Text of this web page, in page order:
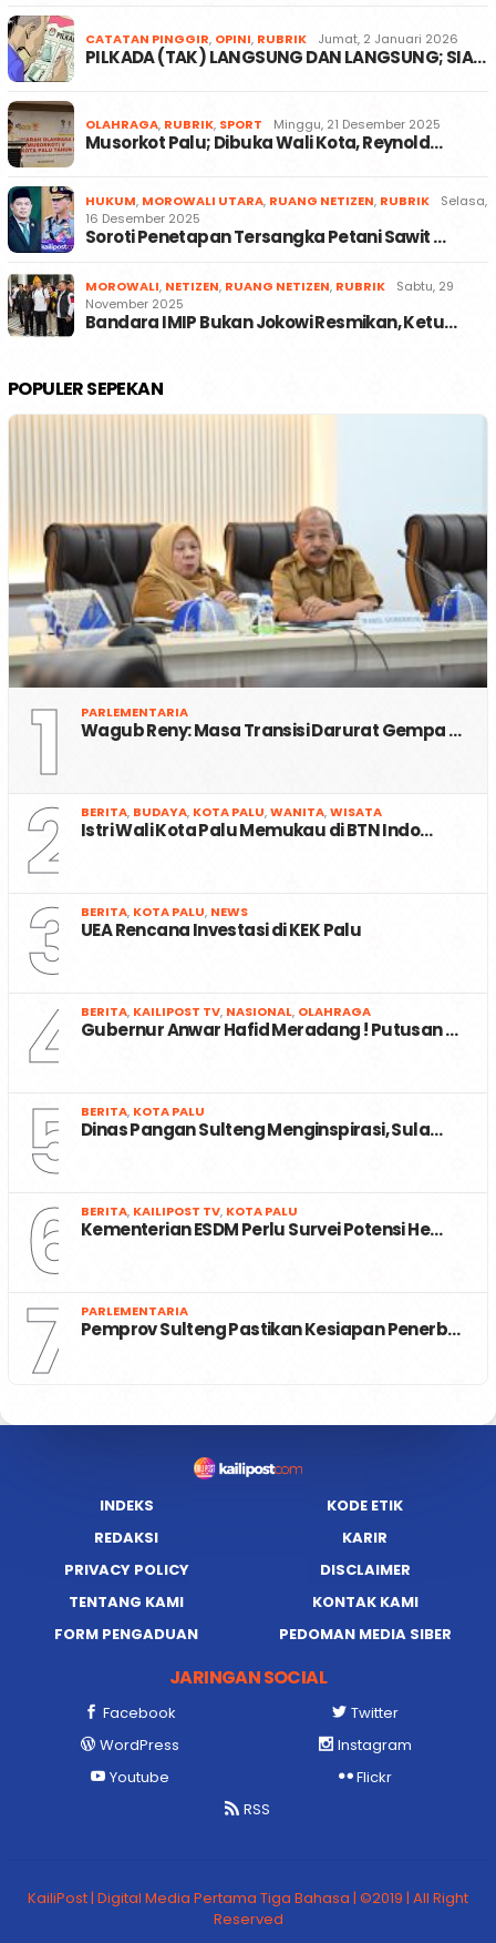
CATATAN PINGGIR, OPINI, RUBRIK Jumat, 2 Januari 2026
PILKADA (TAK) LANGSUNG DAN LANGSUNG; SIA…
OLAHRAGA, RUBRIK, SPORT Minggu, 21 Desember 2025
Musorkot Palu; Dibuka Wali Kota, Reynold…
HUKUM, MOROWALI UTARA, RUANG NETIZEN, RUBRIK
Selasa,
16 Desember 2025
Soroti Penetapan Tersangka Petani Sawit …
MOROWALI, NETIZEN, RUANG NETIZEN, RUBRIK
Sabtu, 29
November 2025
Bandara IMIP Bukan Jokowi Resmikan, Ketu…
POPULER SEPEKAN
1 PARLEMENTARIA
Wagub Reny: Masa Transisi Darurat Gempa …
2 BERITA, BUDAYA, KOTA PALU,WANITA,WISATA
Istri Wali Kota Palu Memukau di BTN Indo…
3 BERITA, KOTA PALU, NEWS
UEA Rencana Investasi di KEK Palu
4 BERITA, KAILIPOST TV, NASIONAL, OLAHRAGA
Gubernur Anwar Hafid Meradang ! Putusan …
5 BERITA, KOTA PALU
Dinas Pangan Sulteng Menginspirasi, Sula…
6 BERITA, KAILIPOST TV, KOTA PALU
Kementerian ESDM Perlu Survei Potensi He…
7 PARLEMENTARIA
Pemprov Sulteng Pastikan Kesiapan Penerb…
INDEKS
KODE ETIK
REDAKSI
KARIR
PRIVACY POLICY
DISCLAIMER
TENTANG KAMI
KONTAK KAMI
FORM PENGADUAN
PEDOMAN MEDIA SIBER
JARINGAN SOCIAL
Facebook
Twitter
WordPress
Instagram
Youtube
Flickr
RSS
KailiPost | Digital Media Pertama Tiga Bahasa | ©2019 | All Right
Reserved